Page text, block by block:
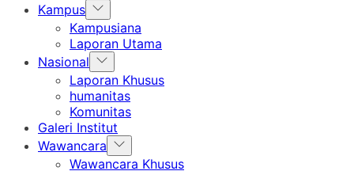
Kampus Show
sub
menu
Kampusiana
Laporan Utama
Nasional Show
sub
menu
Laporan Khusus
humanitas
Komunitas
Galeri Institut
Wawancara Show
sub
Wawancara Khusus